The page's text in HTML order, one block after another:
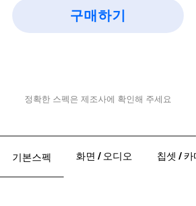
구매하기
정확한 스펙은 제조사에 확인해 주세요
기본스펙 화면 / 오디오 칩셋 / 카